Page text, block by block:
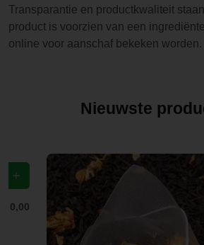
Transparantie en productkwaliteit
product is voorzien van een
online voor aanschaf bekeken worden.
Nieuwste
€ 0,00